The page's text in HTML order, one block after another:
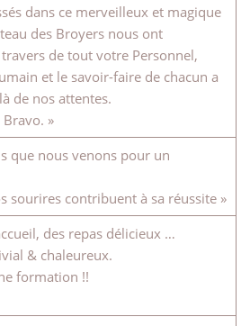
dans ce merveilleux et magique
des Broyers nous ont
de tout votre Personnel,
et le savoir-faire de chacun a
de nos attentes.
»
que nous venons pour un
sourires contribuent à sa réussite »
des repas délicieux …
& chaleureux.
formation !!